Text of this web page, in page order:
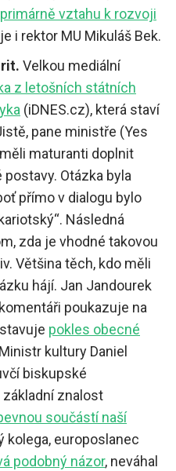
primárně vztahu k rozvoji
i rektor MU Mikuláš Bek.
Velkou mediální
z letošních státních
(iDNES.cz), která staví
pane ministře (Yes
maturanti doplnit
Otázka byla
přímo v dialogu bylo
Následná
zda je vhodné takovou
Většina těch, kdo měli
hájí. Jan Jandourek
poukazuje na
pokles obecné
kultury Daniel
biskupské
znalost
součástí naší
kolega, europoslanec
podobný názor, neváhal